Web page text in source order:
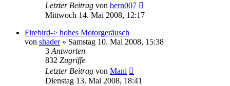
Letzter Beitrag von bern007
Mittwoch 14. Mai 2008, 12:17
Firebird-> hohes Motorgeräusch
von shader» Samstag 10. Mai 2008, 15:38
3 Antworten
832 Zugriffe
Letzter Beitrag von Mani
Dienstag 13. Mai 2008, 18:41